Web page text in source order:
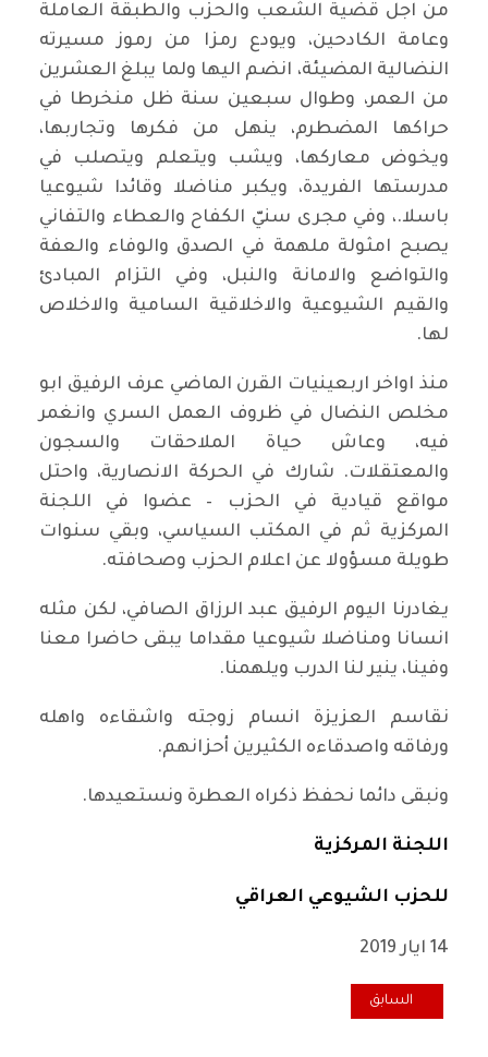
من اجل قضية الشعب والحزب والطبقة العاملة
وعامة الكادحين، ويودع رمزا من رموز مسيرته
النضالية المضيئة، انضم اليها ولما يبلغ العشرين
من العمر، وطوال سبعين سنة ظل منخرطا في
حراكها المضطرم، ينهل من فكرها وتجاربها،
ويخوض معاركها، ويشب ويتعلم ويتصلب في
مدرستها الفريدة، ويكبر مناضلا وقائدا شيوعيا
باسلا.، وفي مجرى سنيّ الكفاح والعطاء والتفاني
يصبح امثولة ملهمة في الصدق والوفاء والعفة
والتواضع والامانة والنبل، وفي التزام المبادئ
والقيم الشيوعية والاخلاقية السامية والاخلاص
لها.
منذ اواخر اربعينيات القرن الماضي عرف الرفيق ابو
مخلص النضال في ظروف العمل السري وانغمر
فيه، وعاش حياة الملاحقات والسجون
والمعتقلات. شارك في الحركة الانصارية، واحتل
مواقع قيادية في الحزب – عضوا في اللجنة
المركزية ثم في المكتب السياسي، وبقي سنوات
طويلة مسؤولا عن اعلام الحزب وصحافته.
يغادرنا اليوم الرفيق عبد الرزاق الصافي، لكن مثله
انسانا ومناضلا شيوعيا مقداما يبقى حاضرا معنا
وفينا، ينير لنا الدرب ويلهمنا.
نقاسم العزيزة انسام زوجته واشقاءه واهله
ورفاقه واصدقاءه الكثيرين أحزانهم.
ونبقى دائما نحفظ ذكراه العطرة ونستعيدها.
اللجنة المركزية
للحزب الشيوعي العراقي
14 ايار 2019
المقال السابق: تعازي الحركة التقدمية الكويتية برحيل الرفيق عبد الرزاق
السابق